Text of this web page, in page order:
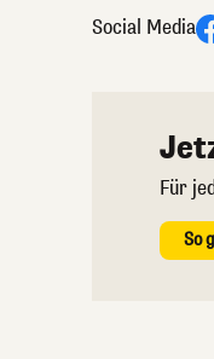
Social Media
Für
So